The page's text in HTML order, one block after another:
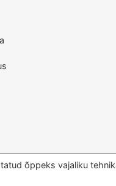
õppeks vajaliku